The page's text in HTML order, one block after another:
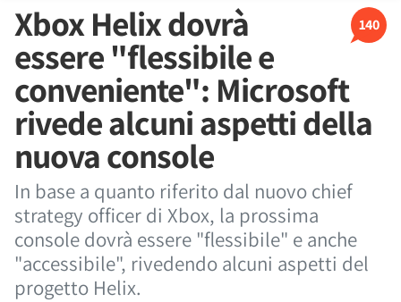
140
Xbox Helix dovrà
essere "flessibile e
conveniente": Microsoft
rivede alcuni aspetti della
nuova console
In base a quanto riferito dal nuovo chief
strategy officer di Xbox, la prossima
console dovrà essere "flessibile" e anche
"accessibile", rivedendo alcuni aspetti del
progetto Helix.